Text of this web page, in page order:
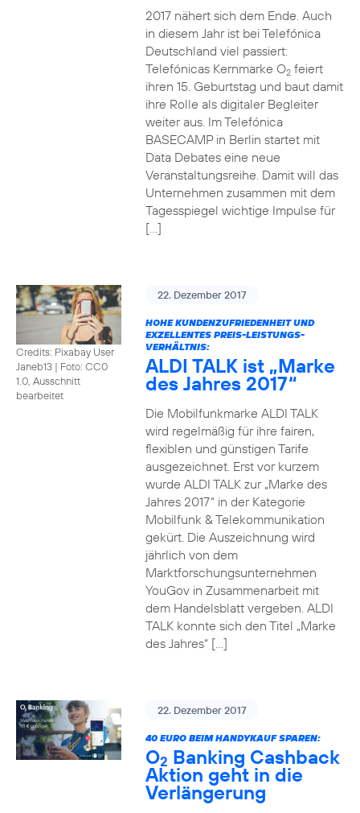
2017 nähert sich dem Ende. Auch
in diesem Jahr ist bei Telefónica
Deutschland viel passiert:
Telefónicas Kernmarke O2feiert
ihren 15. Geburtstag und baut damit
ihre Rolle als digitaler Begleiter
weiter aus. Im Telefónica
BASECAMP in Berlin startet mit
Data Debates eine neue
Veranstaltungsreihe. Damit will das
Unternehmen zusammen mit dem
Tagesspiegel wichtige Impulse für
[…]
Credits: Pixabay User
Janeb13 | Foto: CC0
1.0, Ausschnitt
bearbeitet
22. Dezember 2017
HOHE KUNDENZUFRIEDENHEIT UND
EXZELLENTES PREIS-LEISTUNGS-
VERHÄLTNIS:
ALDI TALK ist „Marke
des Jahres 2017“
Die Mobilfunkmarke ALDI TALK
wird regelmäßig für ihre fairen,
flexiblen und günstigen Tarife
ausgezeichnet. Erst vor kurzem
wurde ALDI TALK zur „Marke des
Jahres 2017“ in der Kategorie
Mobilfunk & Telekommunikation
gekürt. Die Auszeichnung wird
jährlich von dem
Marktforschungsunternehmen
YouGov in Zusammenarbeit mit
dem Handelsblatt vergeben. ALDI
TALK konnte sich den Titel „Marke
des Jahres“ […]
22. Dezember 2017
40 EURO BEIM HANDYKAUF SPAREN:
O2 Banking Cashback
Aktion geht in die
Verlängerung